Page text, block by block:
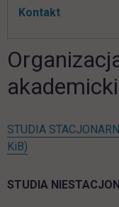
Kontakt
STUDIA
KiB)
STUDIA